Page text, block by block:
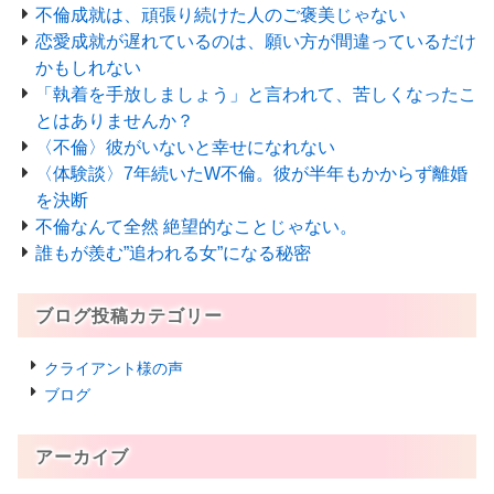
不倫成就は、頑張り続けた人のご褒美じゃない
恋愛成就が遅れているのは、願い方が間違っているだけ
かもしれない
「執着を手放しましょう」と言われて、苦しくなったこ
とはありませんか？
〈不倫〉彼がいないと幸せになれない
〈体験談〉7年続いたW不倫。彼が半年もかからず離婚
を決断
不倫なんて全然 絶望的なことじゃない。
誰もが羨む”追われる女”になる秘密
ブログ投稿カテゴリー
クライアント様の声
ブログ
アーカイブ